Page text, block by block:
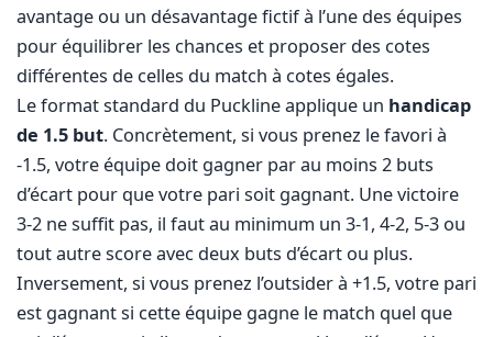
avantage ou un désavantage fictif à l’une des équipes
pour équilibrer les chances et proposer des cotes
différentes de celles du match à cotes égales.
Le format standard du Puckline applique un handicap
de 1.5 but. Concrètement, si vous prenez le favori à
-1.5, votre équipe doit gagner par au moins 2 buts
d’écart pour que votre pari soit gagnant. Une victoire
3-2 ne suffit pas, il faut au minimum un 3-1, 4-2, 5-3 ou
tout autre score avec deux buts d’écart ou plus.
Inversement, si vous prenez l’outsider à +1.5, votre pari
est gagnant si cette équipe gagne le match quel que